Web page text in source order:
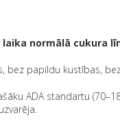
laika normālā cukura
bez papildu kustības,
ADA standartu